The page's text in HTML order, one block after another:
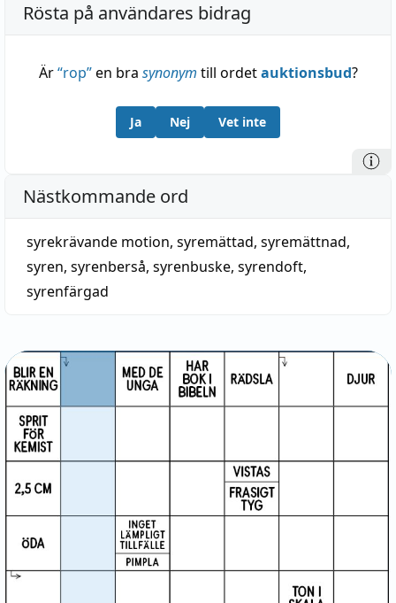
Rösta på användares bidrag
Är“rop”en bra synonym till ordetauktionsbud?
Ja Nej Vet inte
Nästkommande ord
syrekrävande motion, syremättad, syremättnad,
syren, syrenberså, syrenbuske, syrendoft,
syrenfärgad